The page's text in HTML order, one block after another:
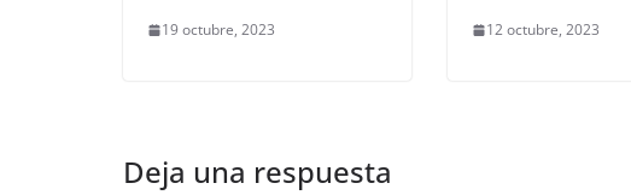
19 octubre, 2023 12 octubre, 2023
Deja una respuesta